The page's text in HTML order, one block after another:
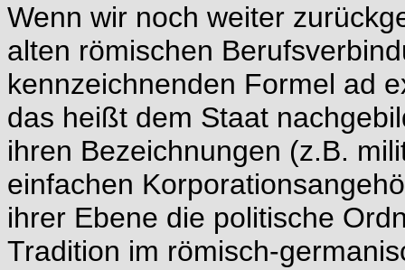
Wenn wir noch weiter
alten römischen
kennzeichnenden Formel ad
das heißt dem Staat
ihren Bezeichnungen (z.B.
einfachen
ihrer Ebene die politische
Tradition im römisch-